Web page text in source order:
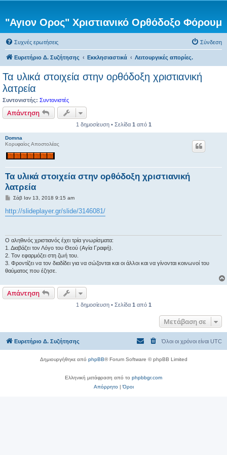
"Αγιον Ορος" Χριστιανικό Ορθόδοξο Φόρουμ
Συχνές ερωτήσεις Σύνδεση
Ευρετήριο Δ. Συζήτησης Εκκλησιαστικά Λειτουργικές απορίες.
Τα υλικά στοιχεία στην ορθόδοξη χριστιανική
λατρεία
Συντονιστής: Συντονιστές
Απάντηση
1 δημοσίευση • Σελίδα 1 από 1
Domna
Κορυφαίος Αποστολέας
Τα υλικά στοιχεία στην ορθόδοξη χριστιανική
λατρεία
Δ
μ
ο
υ
σ
Σάβ Ιαν 13, 2018 9:15 am
http://slideplayer.gr/slide/3146081/
Ο αληθινός χριστιανός έχει τρία γνωρίσματα:
1. Διαβάζει τον Λόγο του Θεού (Αγία Γραφή).
2. Τον εφαρμόζει στη ζωή του.
3. Φροντίζει να τον διαδίδει για να σώζονται και οι άλλοι και να γίνονται κοινωνοί του
θαύματος που έζησε.
Απάντηση
1 δημοσίευση • Σελίδα 1 από 1
Μετάβαση σε
Ευρετήριο Δ. Συζήτησης Όλοι οι χρόνοι είναι UTC
Δημιουργήθηκε από phpBB® Forum Software © phpBB Limited
Ελληνική μετάφραση από το phpbbgr.com
Απόρρητο|Όροι